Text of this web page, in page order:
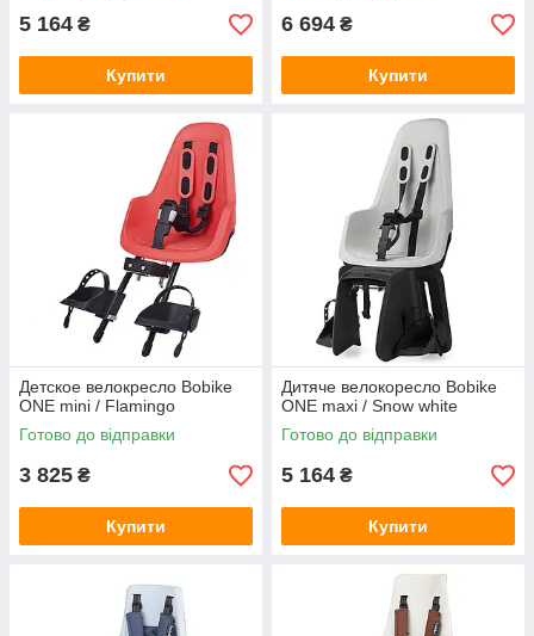
5 164 ₴
Купити
6 694 ₴
Купити
Детское велокресло Bobike
ONE mini / Flamingo
Готово до відправки
3 825 ₴
Купити
Дитяче велокоресло Bobike
ONE maxi / Snow white
Готово до відправки
5 164 ₴
Купити